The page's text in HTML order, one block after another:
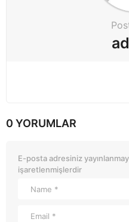
0 YORUMLAR
E-posta adresiniz
işaretlenmişlerdir